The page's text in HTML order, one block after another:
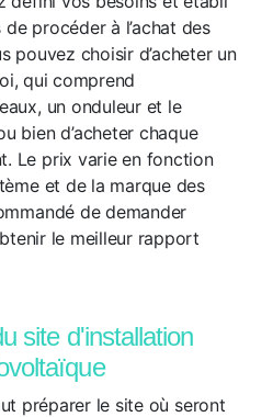
procéder à l’achat des
pouvez choisir d’acheter un
qui comprend
un onduleur et le
bien d’acheter chaque
Le prix varie en fonction
et de la marque des
de demander
le meilleur rapport
site d'installation
préparer le site où seront